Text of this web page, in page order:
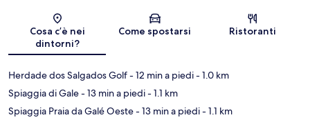
Mappa
Cosa c’è nei
dintorni?
Come spostarsi Ristoranti
Herdade dos Salgados Golf- 12 min a piedi- 1.0 km
Spiaggia di Gale- 13 min a piedi- 1.1 km
Spiaggia Praia da Galé Oeste- 13 min a piedi- 1.1 km